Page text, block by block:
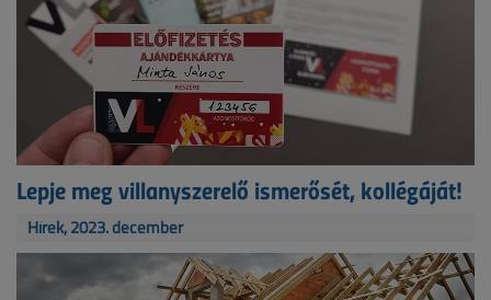
Lepje meg villanyszerelő ismerősét, kollégáját!
Hírek, 2023. december